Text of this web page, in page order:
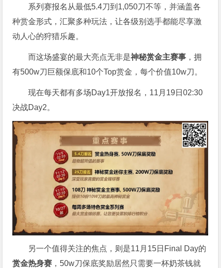
系列赛报名从最低5.4刀到1,050刀不等，并涵盖各
种赏金形式，汇聚多种玩法，让各级别选手都能尽享激
动人心的狩猎乐趣。
而这场盛宴的最大亮点无非是神秘赏金主赛事 ，拥
有500w刀巨额保底和10个Top赏金，每个价值10w刀。
现在每天都有多场Day1开放报名，11月19日02:30
决战Day2。
另一个值得关注的焦点，则是11月15日Final Day的
赏金热身赛 ，50w刀保底奖励居然只需要一杯奶茶钱就